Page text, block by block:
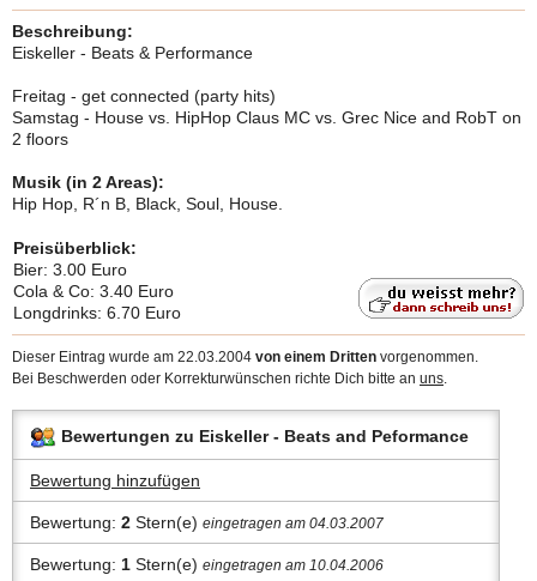
Beschreibung:
Eiskeller - Beats & Performance
Freitag - get connected (party hits)
Samstag - House vs. HipHop Claus MC vs. Grec Nice and RobT on
2 floors
Musik (in 2 Areas):
Hip Hop, R´n B, Black, Soul, House.
Preisüberblick:
Bier: 3.00 Euro
Cola & Co: 3.40 Euro
Longdrinks: 6.70 Euro
Dieser Eintrag wurde am 22.03.2004 von einem Dritten vorgenommen.
Bei Beschwerden oder Korrekturwünschen richte Dich bitte an uns.
Bewertungen zu Eiskeller - Beats and Peformance
Bewertung hinzufügen
Bewertung: 2 Stern(e) eingetragen am 04.03.2007
Bewertung: 1 Stern(e) eingetragen am 10.04.2006